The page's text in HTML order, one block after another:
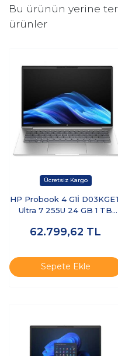
Bu ürünün yerine
ürünler
HP Probook 4 G1İ
Ultra 7 255U 24 GB 1 TB
Bilgisayar
62.799,62 TL
Sepete Ekle